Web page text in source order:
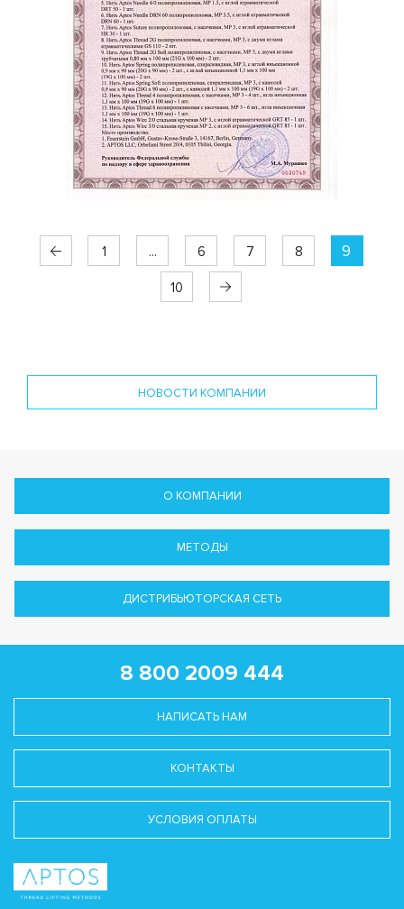
1 ... 6 7 8 9
10
НОВОСТИ КОМПАНИИ
О КОМПАНИИ
МЕТОДЫ
ДИСТРИБЬЮТОРСКАЯ СЕТЬ
8 800 2009 444
НАПИСАТЬ НАМ
КОНТАКТЫ
УСЛОВИЯ ОПЛАТЫ